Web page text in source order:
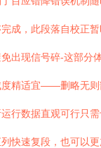
成，此段落自校正
出现信号碎-这部分
度精适宜——删略无则
行数据直观可行只
快速复段，也可以